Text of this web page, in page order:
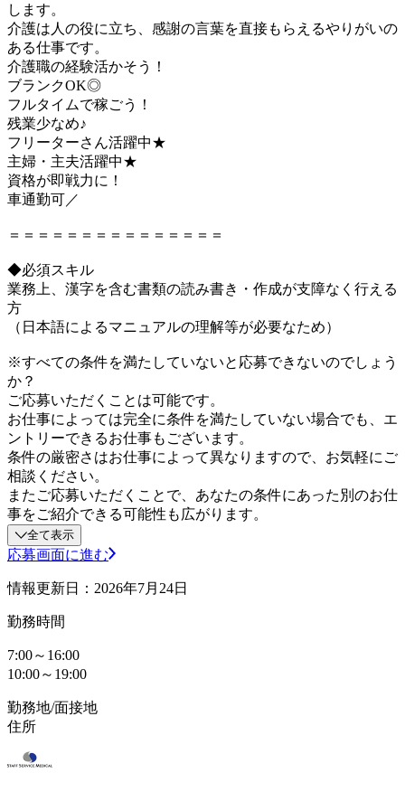
します。
介護は人の役に立ち、感謝の言葉を直接もらえるやりがいの
ある仕事です。
介護職の経験活かそう！
ブランクOK◎
フルタイムで稼ごう！
残業少なめ♪
フリーターさん活躍中★
主婦・主夫活躍中★
資格が即戦力に！
車通勤可／
＝＝＝＝＝＝＝＝＝＝＝＝＝＝＝
◆必須スキル
業務上、漢字を含む書類の読み書き・作成が支障なく行える
方
（日本語によるマニュアルの理解等が必要なため）
※すべての条件を満たしていないと応募できないのでしょう
か？
ご応募いただくことは可能です。
お仕事によっては完全に条件を満たしていない場合でも、エ
ントリーできるお仕事もございます。
条件の厳密さはお仕事によって異なりますので、お気軽にご
相談ください。
またご応募いただくことで、あなたの条件にあった別のお仕
事をご紹介できる可能性も広がります。
全て表示
応募画面に進む
情報更新日：2026年7月24日
勤務時間
7:00～16:00
10:00～19:00
勤務地/面接地
住所